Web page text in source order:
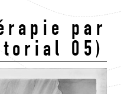
par
05)